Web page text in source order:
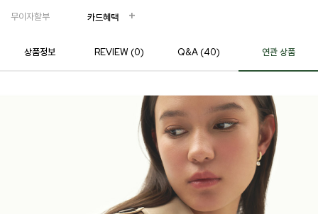
무이자할부 카드혜택
상품정보 REVIEW (0) Q&A (40) 연관 상품